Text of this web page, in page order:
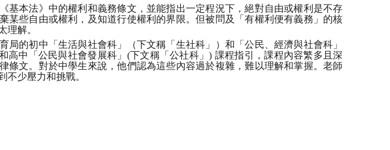
基本法》中的權利和義務條文，並能指出一定程況下，絕對自由或權利是不存
某些自由或權利，及知道行使權利的界限。但被問及「有權利便有義務」的核
理解。
局的初中「生活與社會科」（下文稱「生社科」）和「公民、經濟與社會科」
高中「公民與社會發展科」(下文稱「公社科」) 課程指引，課程內容繁多且深
條文。對於中學生來說，他們認為這些內容過於複雜，難以理解和掌握。老師
不少壓力和挑戰。